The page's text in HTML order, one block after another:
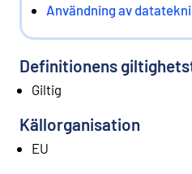
Användning av
Definitionens
Giltig
Källorganisation
EU